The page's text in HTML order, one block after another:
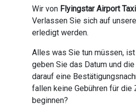
Wir von Flyingstar Airport Taxi
Verlassen Sie sich auf
erledigt werden.
Alles was Sie tun müssen,
geben Sie das Datum und
darauf eine
fallen keine Gebühren für die
beginnen?